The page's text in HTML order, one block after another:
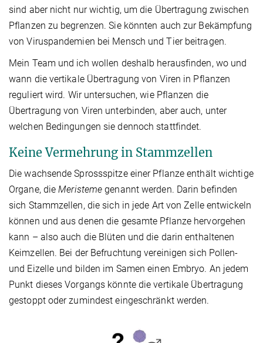
sind aber nicht nur wichtig, um die Übertragung zwischen
Pflanzen zu begrenzen. Sie könnten auch zur Bekämpfung
von Viruspandemien bei Mensch und Tier beitragen.
Mein Team und ich wollen deshalb herausfinden, wo und
wann die vertikale Übertragung von Viren in Pflanzen
reguliert wird. Wir untersuchen, wie Pflanzen die
Übertragung von Viren unterbinden, aber auch, unter
welchen Bedingungen sie dennoch stattfindet.
Keine Vermehrung in Stammzellen
Die wachsende Sprossspitze einer Pflanze enthält wichtige
Organe, dieMeristeme genannt werden. Darin befinden
sich Stammzellen, die sich in jede Art von Zelle entwickeln
können und aus denen die gesamte Pflanze hervorgehen
kann – also auch die Blüten und die darin enthaltenen
Keimzellen. Bei der Befruchtung vereinigen sich Pollen-
und Eizelle und bilden im Samen einen Embryo. An jedem
Punkt dieses Vorgangs könnte die vertikale Übertragung
gestoppt oder zumindest eingeschränkt werden.